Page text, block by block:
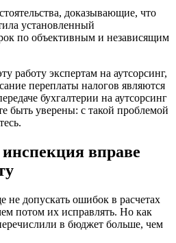
доказывающие, что
установленный
по объективным и независящим
работу экспертам на аутсорсинг,
переплаты налогов являются
бухгалтерии на аутсорсинг
быть уверены: с такой проблемой
вправе
не допускать ошибок в расчетах
потом их исправлять. Но как
в бюджет больше, чем